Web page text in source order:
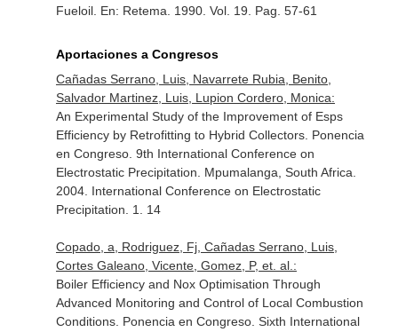
Fueloil. En: Retema . 1990. Vol. 19. Pag. 57-61
Aportaciones a Congresos
Cañadas Serrano, Luis, Navarrete Rubia, Benito,
Salvador Martinez, Luis, Lupion Cordero, Monica:
An Experimental Study of the Improvement of Esps
Efficiency by Retrofitting to Hybrid Collectors. Ponencia
en Congreso. 9th International Conference on
Electrostatic Precipitation. Mpumalanga, South Africa.
2004. International Conference on Electrostatic
Precipitation. 1. 14
Copado, a, Rodriguez, Fj, Cañadas Serrano, Luis,
Cortes Galeano, Vicente, Gomez, P, et. al.:
Boiler Efficiency and Nox Optimisation Through
Advanced Monitoring and Control of Local Combustion
Conditions. Ponencia en Congreso. Sixth International